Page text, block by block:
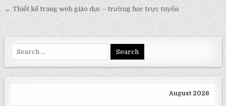
Post
navigation
← Thiết kế trang web giáo dục – trường học trực tuyến
for:
August 2026